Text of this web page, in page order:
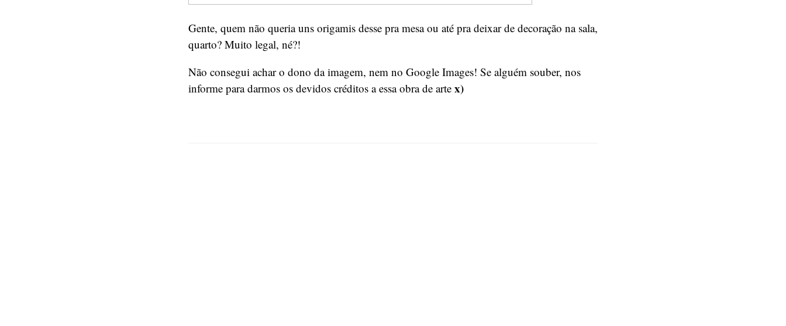
Gente, quem não queria uns origamis desse pra mesa ou até pra deixar de decoração na sala,
quarto? Muito legal, né?!
Não consegui achar o dono da imagem, nem no Google Images! Se alguém souber, nos
informe para darmos os devidos créditos a essa obra de arte x)